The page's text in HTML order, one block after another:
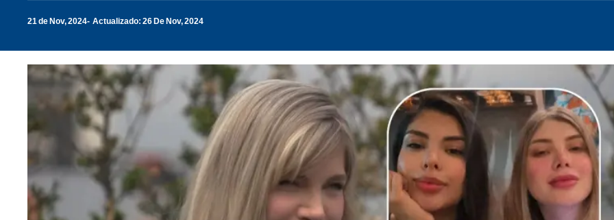
21 de Nov, 2024 Actualizado: 26 De Nov, 2024